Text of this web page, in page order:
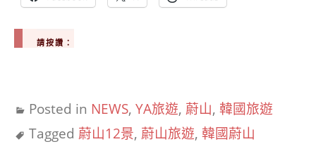
請按讚：
Posted in NEWS, YA旅遊, 蔚山, 韓國旅遊
Tagged 蔚山12景, 蔚山旅遊, 韓國蔚山